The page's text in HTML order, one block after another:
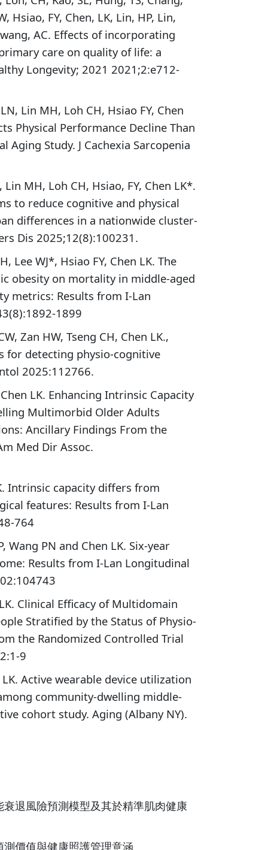
Hsiao, FY, Chen, LK, Lin, HP, Lin,
AC. Effects of incorporating
care on quality of life: a
Longevity; 2021 2021;2:e712-
Lin MH, Loh CH, Hsiao FY, Chen
Physical Performance Decline Than
Study. J Cachexia Sarcopenia
Lin MH, Loh CH, Hsiao, FY, Chen LK*.
to reduce cognitive and physical
differences in a nationwide cluster-
Dis 2025;12(8):100231.
Lee WJ*, Hsiao FY, Chen LK. The
obesity on mortality in middle-aged
metrics: Results from I-Lan
1899
Zan HW, Tseng CH, Chen LK.,
detecting physio-cognitive
2025:112766.
LK. Enhancing Intrinsic Capacity
Multimorbid Older Adults
Ancillary Findings From the
Med Dir Assoc.
Intrinsic capacity differs from
features: Results from I-Lan
764
Wang PN and Chen LK. Six-year
Results from I-Lan Longitudinal
Clinical Efficacy of Multidomain
Stratified by the Status of Physio-
the Randomized Controlled Trial
9
Active wearable device utilization
community-dwelling middle-
cohort study. Aging (Albany NY).
退風險預測模型及其於精準肌肉健康
價值與健康照護管理意涵